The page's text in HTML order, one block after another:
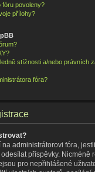
fóru povoleny?
přílohy?
stížnosti a/nebo právních
fóra?
administrátorovi fóra,
příspěvky. Nicméně
pro nepřihlášené